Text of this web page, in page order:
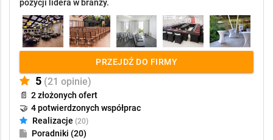
pozycji lidera w branży.
PRZEJDŹ DO FIRMY
5 (21 opinie)
📄 2 złożonych ofert
🤝 4 potwierdzonych współprac
Realizacje (20)
Poradniki (20)